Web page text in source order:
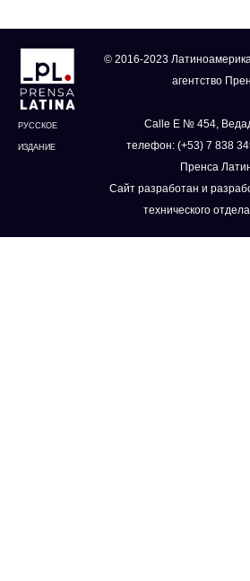
РУССКОЕ
ИЗДАНИЕ
© 2016-2023
агентство
Calle E № 454,
телефон: (+53) 7 838
Пренса
Сайт разработан и
технического